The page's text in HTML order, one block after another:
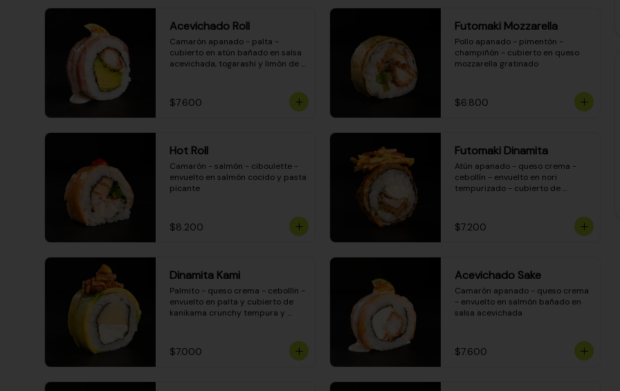
Acevichado Roll
Camarón apanado - palta -
cubierto en atún bañado en salsa
acevichada, togarashi y limón de
$7.600
Futomaki Mozzarella
Pollo apanado - pimentón -
champiñón - cubierto en queso
mozzarella gratinado
$6.800
Hot Roll
Camarón - salmón - ciboulette -
envuelto en salmón cocido y pasta
picante
$8.200
Futomaki Dinamita
Atún apanado - queso crema -
cebollín - envuelto en nori
tempurizado - cubierto de
$7.200
Dinamita Kami
Palmito - queso crema - cebollín -
envuelto en palta y cubierto de
kanikama crunchy tempura y
$7.000
Acevichado Sake
Camarón apanado - queso crema
- envuelto en salmón bañado en
salsa acevichada
$7.600